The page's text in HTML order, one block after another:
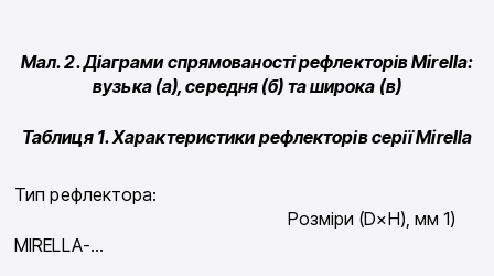
Мал. 2. Діаграми спрямованості рефлекторів Mirella:
вузька (а), середня (б) та широка (в)
Таблиця 1. Характеристики рефлекторів серії Mirella
Тип рефлектора:
MIRELLA-…
Розміри (D×H), мм 1)